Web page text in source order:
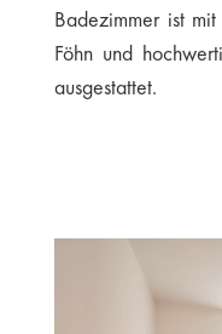
Badezimmer ist
Föhn und
ausgestattet.